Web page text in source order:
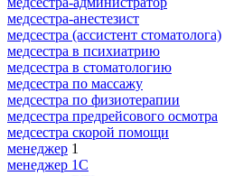
медсестра-анестезист
медсестра (ассистент стоматолога)
медсестра в психиатрию
медсестра в стоматологию
медсестра по массажу
медсестра по физиотерапии
медсестра предрейсового осмотра
медсестра скорой помощи
менеджер 1
менеджер 1С